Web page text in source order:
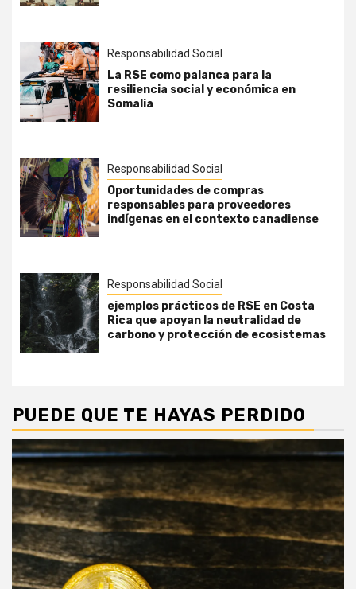
Responsabilidad Social
La RSE como palanca para la
resiliencia social y económica en
Somalia
Responsabilidad Social
Oportunidades de compras
responsables para proveedores
indígenas en el contexto canadiense
Responsabilidad Social
ejemplos prácticos de RSE en Costa
Rica que apoyan la neutralidad de
carbono y protección de ecosistemas
PUEDE QUE TE HAYAS PERDIDO